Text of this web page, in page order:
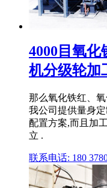
4000目氧
机分级轮加
那么氧化铁红、
我公司提供量身
配置方案,而且加
立 .
联系电话: 180